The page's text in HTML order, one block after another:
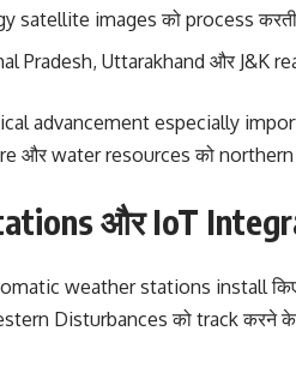
satellite images को process
Pradesh, Uttarakhand और J&K
advancement especially
और water resources को
और IoT
weather stations install
Disturbances को track करने के